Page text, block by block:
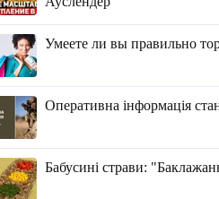
Умеете ли вы правильно
Оперативна інформація
Бабусині страви: